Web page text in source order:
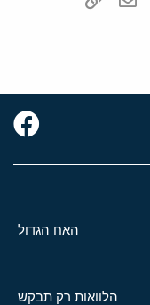
האח הגדול
הלוואות רק תבקש